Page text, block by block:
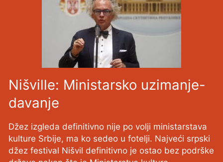
Nišville: Ministarsko uzimanje-
davanje
Džez izgleda definitivno nije po volji ministarstava
kulture Srbije, ma ko sedeo u fotelji. Najveći srpski
džez festival Nišvil definitivno je ostao bez podrške